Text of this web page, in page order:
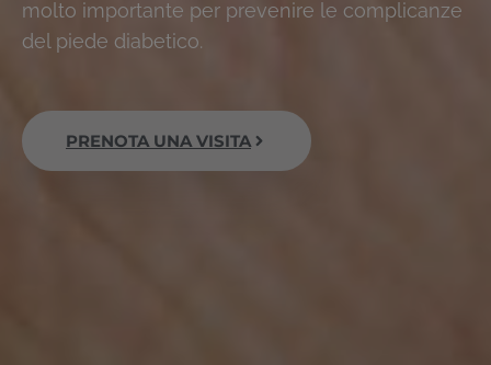
molto importante per prevenire le complicanze
del piede diabetico.
PRENOTA UNA VISITA